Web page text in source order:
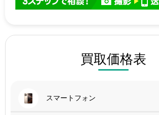
買取価格表
スマートフォン